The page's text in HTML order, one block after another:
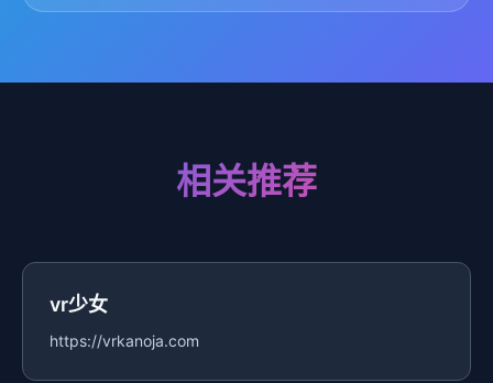
相关推荐
vr少女
https://vrkanoja.com